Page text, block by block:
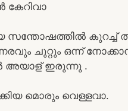
കേറിവാ
സന്തോഷത്തിൽ കുറച്ച്
ചുറ്റും ഒന്ന്
അയാള് ഇരുന്നു .
മൊരും വെള്ളവാ.